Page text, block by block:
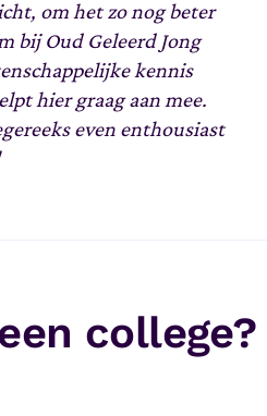
om het zo nog beter
bij Oud Geleerd Jong
kennis
hier graag aan mee.
even enthousiast
college?